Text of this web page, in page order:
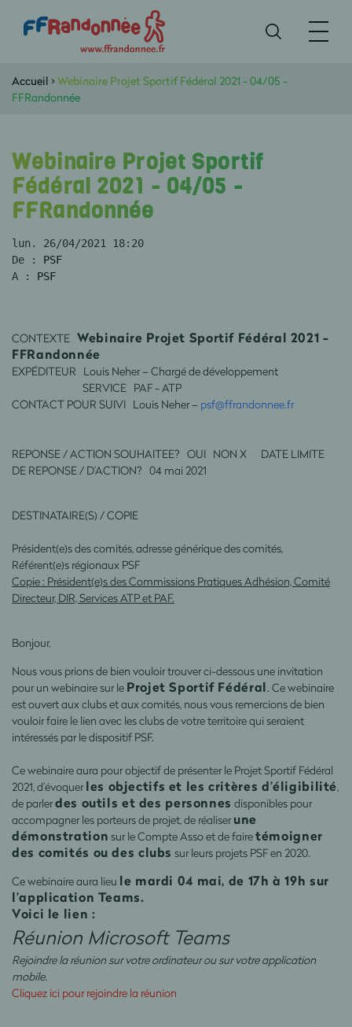
Accueil >Webinaire Projet Sportif Fédéral 2021 - 04/05 -
FFRandonnée
Webinaire Projet Sportif
Fédéral 2021 - 04/05 -
FFRandonnée
lun. 26/04/2021 18:20
De : PSF
A : PSF
CONTEXTE Webinaire Projet Sportif Fédéral 2021 -
FFRandonnée
EXPÉDITEUR Louis Neher – Chargé de développement
SERVICE PAF - ATP
CONTACT POUR SUIVI Louis Neher – psf@ffrandonnee.fr
REPONSE / ACTION SOUHAITEE? OUI NON X DATE LIMITE
DE REPONSE / D’ACTION? 04 mai 2021
DESTINATAIRE(S) / COPIE
Président(e)s des comités, adresse générique des comités,
Référent(e)s régionaux PSF
Copie : Président(e)s des Commissions Pratiques Adhésion, Comité
Directeur, DIR, Services ATP et PAF.
Bonjour,
Nous vous prions de bien vouloir trouver ci-dessous une invitation
pour un webinaire sur le Projet Sportif Fédéral. Ce webinaire
est ouvert aux clubs et aux comités, nous vous remercions de bien
vouloir faire le lien avec les clubs de votre territoire qui seraient
intéressés par le dispositif PSF.
Ce webinaire aura pour objectif de présenter le Projet Sportif Fédéral
2021, d’évoquer les objectifs et les critères d’éligibilité,
de parlerdes outils et des personnes disponibles pour
accompagner les porteurs de projet, de réaliser une
démonstration sur le Compte Asso et de fairetémoigner
des comités ou des clubs sur leurs projets PSF en 2020.
Ce webinaire aura lieu le mardi 04 mai, de 17h à 19h sur
l’application Teams.
Voici le lien :
Réunion Microsoft Teams
Rejoindre la réunion sur votre ordinateur ou sur votre application
mobile.
Cliquez ici pour rejoindre la réunion